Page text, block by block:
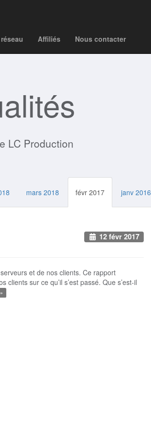
Affiliés Nous contacter
LC Production
mars 2018 févr 2017 janv 2016
12 févr 2017
et de nos clients. Ce rapport
sur ce qu’il s’est passé. Que s’est-il